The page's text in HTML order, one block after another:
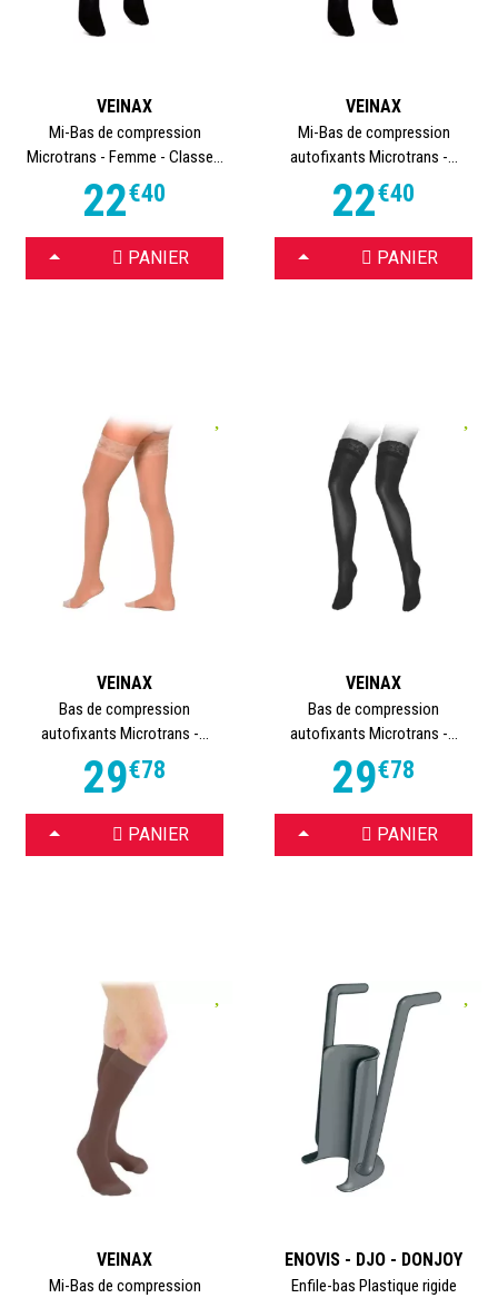
VEINAX
Mi-Bas de compression
Microtrans - Femme - Classe...
22€40
CHOISIR PANIER
VEINAX
Mi-Bas de compression
autofixants Microtrans -...
22€40
CHOISIR PANIER
VEINAX
Bas de compression
autofixants Microtrans -...
29€78
CHOISIR PANIER
VEINAX
Bas de compression
autofixants Microtrans -...
29€78
CHOISIR PANIER
VEINAX
Mi-Bas de compression
ENOVIS - DJO - DONJOY
Enfile-bas Plastique rigide